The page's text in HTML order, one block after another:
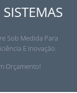
Sob Medida Para
E Inovação.
Orçamento!